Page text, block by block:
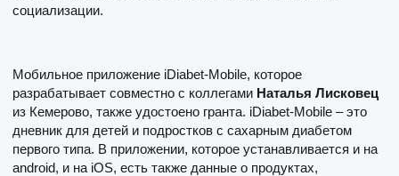
социализации.
Мобильное приложение iDiabet-Mobile, которое
разрабатывает совместно с коллегами Наталья Лисковец
из Кемерово, также удостоено гранта. iDiabet-Mobile – это
дневник для детей и подростков с сахарным диабетом
первого типа. В приложении, которое устанавливается и на
android, и на iOS, есть также данные о продуктах,